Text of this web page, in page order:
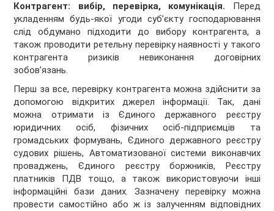
Контрагент: вибір, перевірка, комунікація. Перед
укладенням будь-якої угоди суб’єкту господарювання
слід обдумано підходити до вибору контрагента, а
також проводити ретельну перевірку наявності у такого
контрагента ризиків невиконання договірних
зобов’язань.
Перш за все, перевірку контрагента можна здійснити за
допомогою відкритих джерел інформації. Так, дані
можна отримати із Єдиного державного реєстру
юридичних осіб, фізичних осіб-підприємців та
громадських формувань, Єдиного державного реєстру
судових рішень, Автоматизованої системи виконавчих
проваджень, Єдиного реєстру боржників, Реєстру
платників ПДВ тощо, а також використовуючи інші
інформаційні бази даних. Зазначену перевірку можна
провести самостійно або ж із залученням відповідних